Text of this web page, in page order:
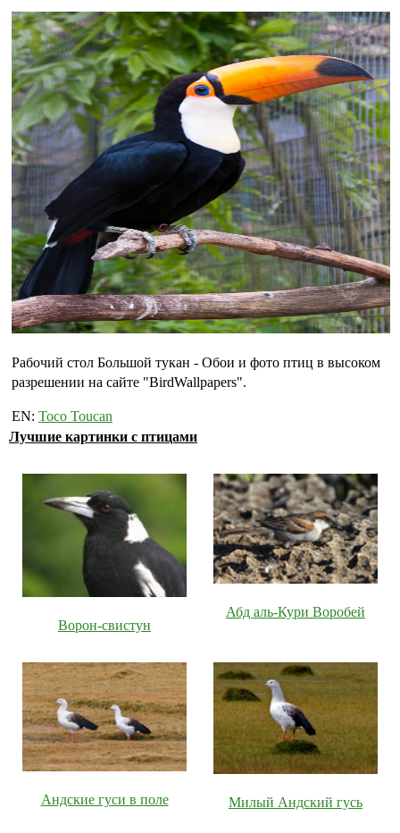
Рабочий стол Большой тукан - Обои и фото птиц в высоком
разрешении на сайте "BirdWallpapers".
EN: Toco Toucan
Лучшие картинки с птицами
Ворон-свистун
Абд аль-Кури Воробей
Андские гуси в поле Милый Андский гусь